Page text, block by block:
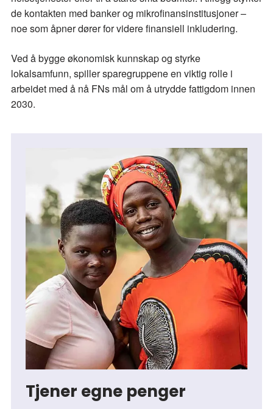
de kontakten med banker og mikrofinansinstitusjoner –
noe som åpner dører for videre finansiell inkludering.
Ved å bygge økonomisk kunnskap og styrke
lokalsamfunn, spiller sparegruppene en viktig rolle i
arbeidet med å nå FNs mål om å utrydde fattigdom innen
2030.
Tjener egne penger